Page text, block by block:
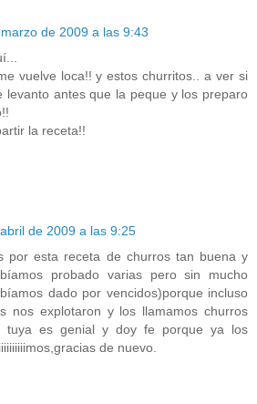
de 2009 a las 9:43
vuelve loca!! y estos churritos.. a ver si
levanto antes que la peque y los preparo
la receta!!
de 2009 a las 9:25
por esta receta de churros tan buena y
probado varias pero sin mucho
dado por vencidos)porque incluso
nos explotaron y los llamamos churros
tuya es genial y doy fe porque ya los
de nuevo.